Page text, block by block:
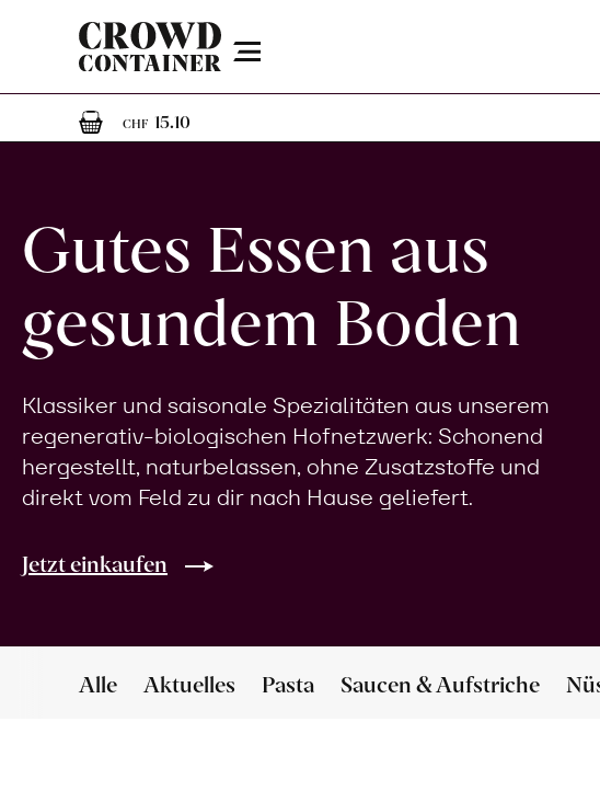
Menu
CHF 15.101 Artikel im Warenkorb
Gutes Essen aus
gesundem Boden
Klassiker und saisonale Spezialitäten aus unserem
regenerativ-biologischen Hofnetzwerk: Schonend
hergestellt, naturbelassen, ohne Zusatzstoffe und
direkt vom Feld zu dir nach Hause geliefert.
Jetzt einkaufen
Alle Aktuelles Pasta Saucen & Aufstriche